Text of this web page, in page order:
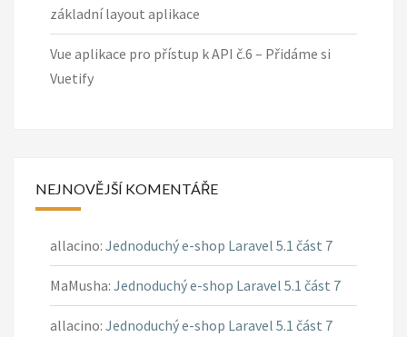
základní layout aplikace
Vue aplikace pro přístup k API č.6 – Přidáme si
Vuetify
NEJNOVĚJŠÍ KOMENTÁŘE
allacino: Jednoduchý e-shop Laravel 5.1 část 7
MaMusha: Jednoduchý e-shop Laravel 5.1 část 7
allacino: Jednoduchý e-shop Laravel 5.1 část 7